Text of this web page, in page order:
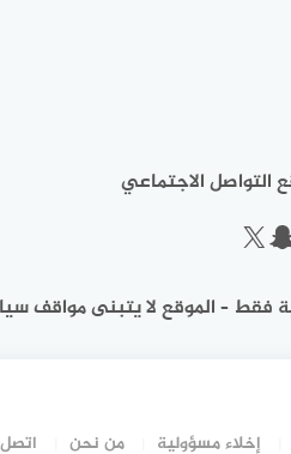
التواصل الاجتماعي
شات
إكس
فقط – الموقع لا يتبنى مواقف
إخلاء مسؤولية من نحن